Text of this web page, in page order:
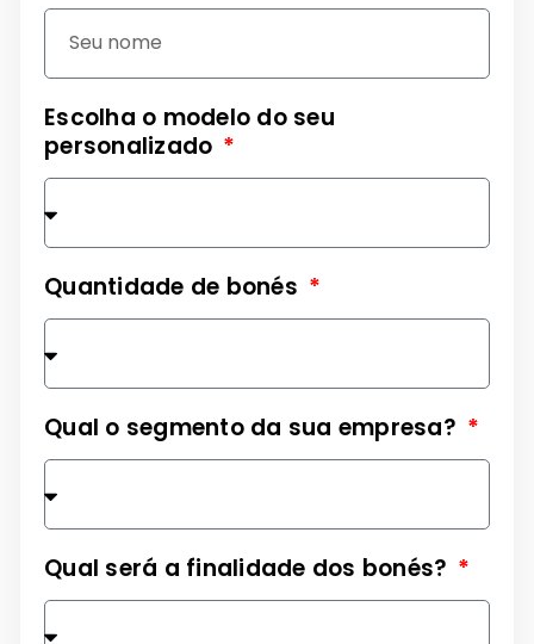
Escolha o modelo do seu
personalizado
Quantidade de bonés
Qual o segmento da sua empresa?
Qual será a finalidade dos bonés?